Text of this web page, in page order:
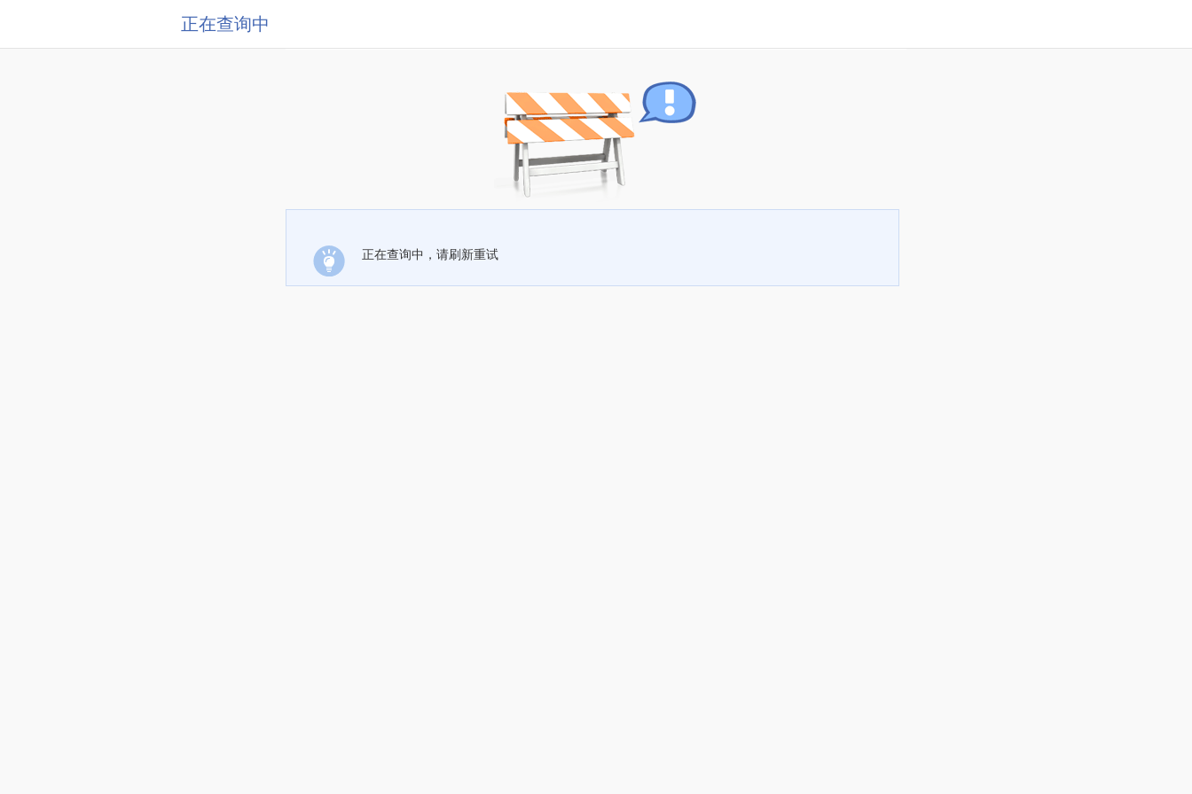
正在查询中
正在查询中，请刷新重试